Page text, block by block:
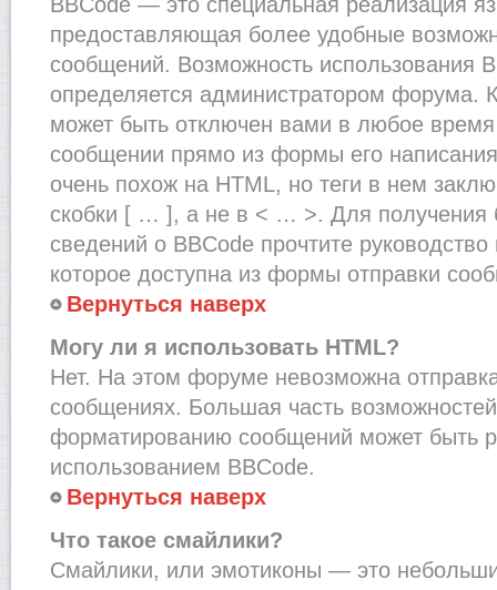
предоставляющая более удобные
сообщений. Возможность использования
определяется администратором форума.
может быть отключен вами в любое
сообщении прямо из формы его
очень похож на HTML, но теги в нем
скобки [ … ], а не в < … >. Для получения
сведений о BBCode прочтите
которое доступна из формы отправки
Вернуться наверх
Могу ли я использовать HTML?
Нет. На этом форуме невозможна
сообщениях. Большая часть
форматированию сообщений может быть
использованием BBCode.
Вернуться наверх
Что такое смайлики?
Смайлики, или эмотиконы — это